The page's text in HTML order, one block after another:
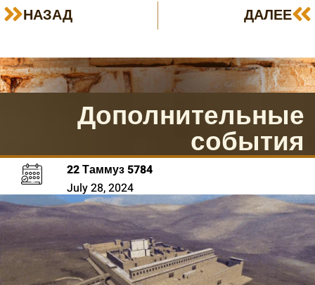
НАЗАД ДАЛЕЕ
Дополнительные
события
22 Таммуз 5784
July 28, 2024